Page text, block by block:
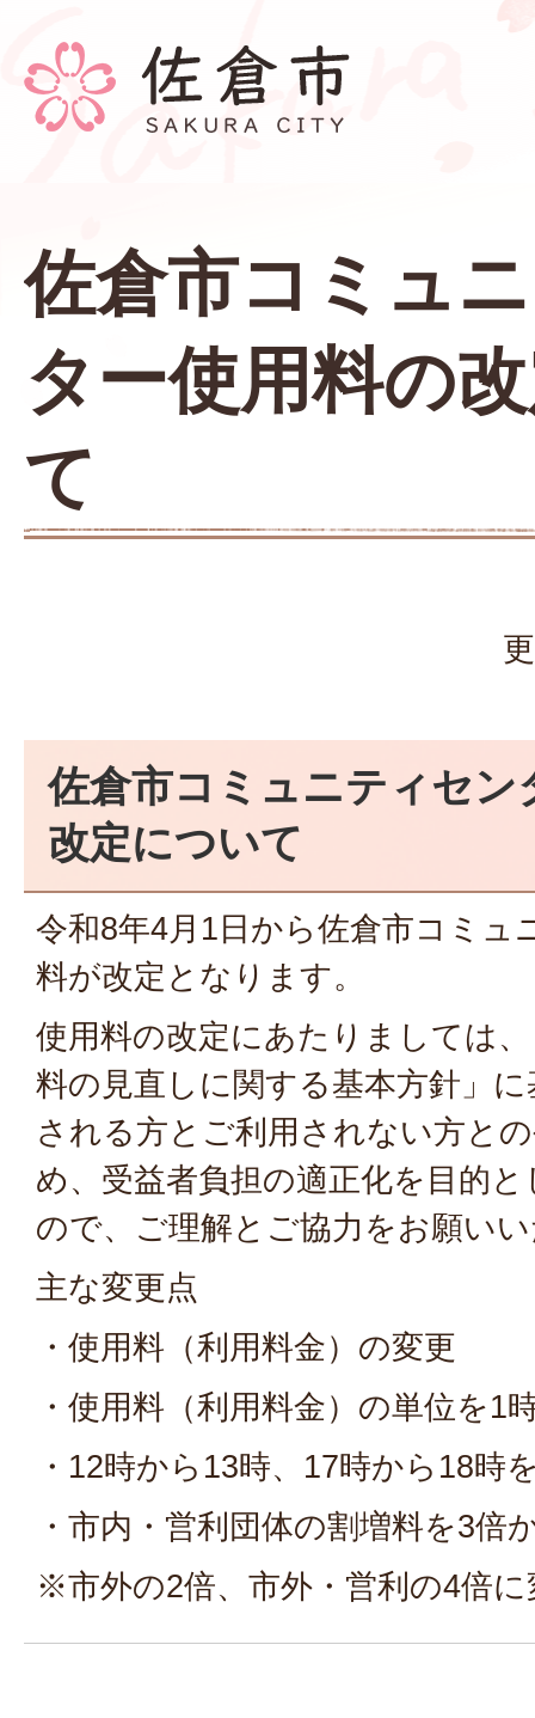
佐倉市コミュ
ター使用料の
て
佐倉市コミュニティセン
改定について
令和8年4月1日から佐倉市コミュ
料が改定となります。
使用料の改定にあたりましては
料の見直しに関する基本方針」
される方とご利用されない方と
め、受益者負担の適正化を目的
ので、ご理解とご協力をお願い
主な変更点
・使用料（利用料金）の変更
・使用料（利用料金）の単位を1
・12時から13時、17時から18時
・市内・営利団体の割増料を3倍
※市外の2倍、市外・営利の4倍